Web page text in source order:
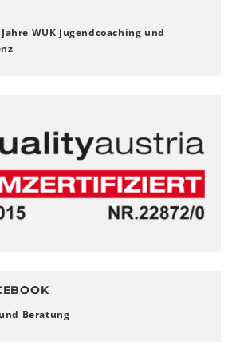
WUK Jugendcoaching und
Beratung